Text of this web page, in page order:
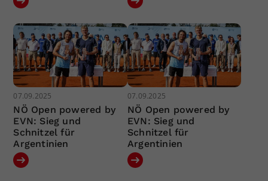
07.09.2025
NÖ Open powered by
EVN: Sieg und
Schnitzel für
Argentinien
07.09.2025
NÖ Open powered by
EVN: Sieg und
Schnitzel für
Argentinien